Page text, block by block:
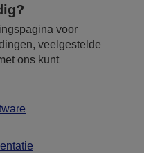
voor
veelgestelde
ons kunt